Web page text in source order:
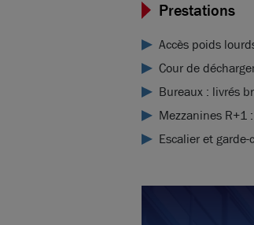
Prestations
Accès poids
Cour de
Bureaux : livrés
Mezzanines R+1
Escalier et